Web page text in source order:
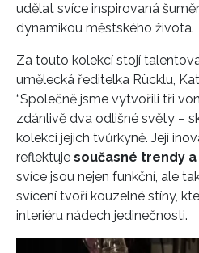
udělat svíce inspirovaná
dynamikou městského života.
Za touto kolekcí stojí
umělecká ředitelka Rücklu,
“Společně jsme vytvořili tři
zdánlivě dva odlišné světy –
kolekci jejich tvůrkyně. Její
reflektuje současné trendy
svíce jsou nejen funkční, ale
svícení tvoří kouzelné stíny,
interiéru nádech jedinečnosti.